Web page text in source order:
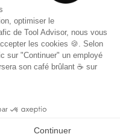
;
niveau que le
produisent
publiés sur